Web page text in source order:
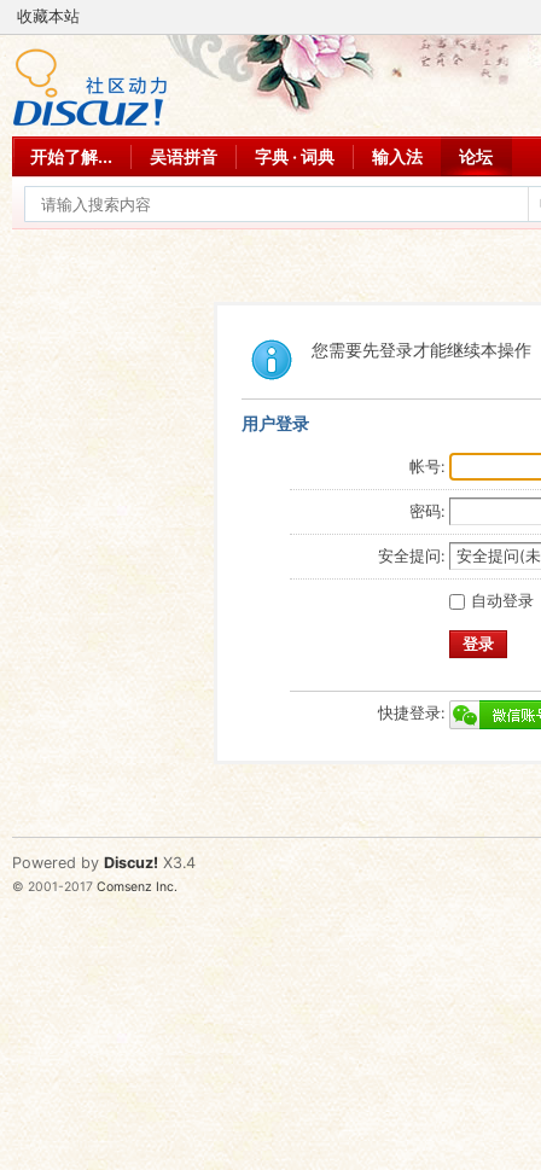
收藏本站
开始了解... 吴语拼音 字典 · 词典 输入法 论坛
您需要先登录才能继续本操作
用户登录
帐号:
密码:
安全提问:
自动登录
登录
快捷登录:
Powered by Discuz! X3.4
© 2001-2017 Comsenz Inc.